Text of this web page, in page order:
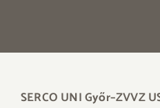
SERCO UNI Győr–ZVVZ